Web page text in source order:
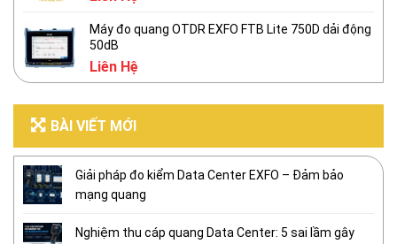
Máy đo quang OTDR EXFO FTB Lite 750D dải động
50dB
Liên Hệ
BÀI VIẾT MỚI
Giải pháp đo kiểm Data Center EXFO – Đảm bảo
mạng quang
Nghiệm thu cáp quang Data Center: 5 sai lầm gây